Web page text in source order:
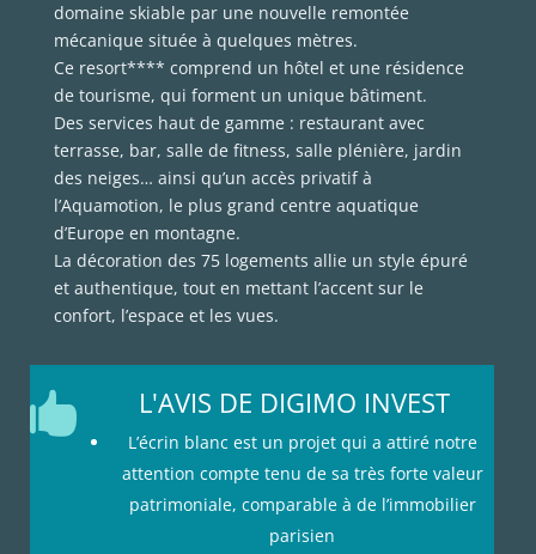
domaine skiable par une nouvelle remontée
mécanique située à quelques mètres.
Ce resort**** comprend un hôtel et une résidence
de tourisme, qui forment un unique bâtiment.
Des services haut de gamme : restaurant avec
terrasse, bar, salle de fitness, salle plénière, jardin
des neiges… ainsi qu’un accès privatif à
l’Aquamotion, le plus grand centre aquatique
d’Europe en montagne.
La décoration des 75 logements allie un style épuré
et authentique, tout en mettant l’accent sur le
confort, l’espace et les vues.
 L'AVIS DE DIGIMO INVEST
L’écrin blanc est un projet qui a attiré notre
attention compte tenu de sa très forte valeur
patrimoniale, comparable à de l’immobilier
parisien